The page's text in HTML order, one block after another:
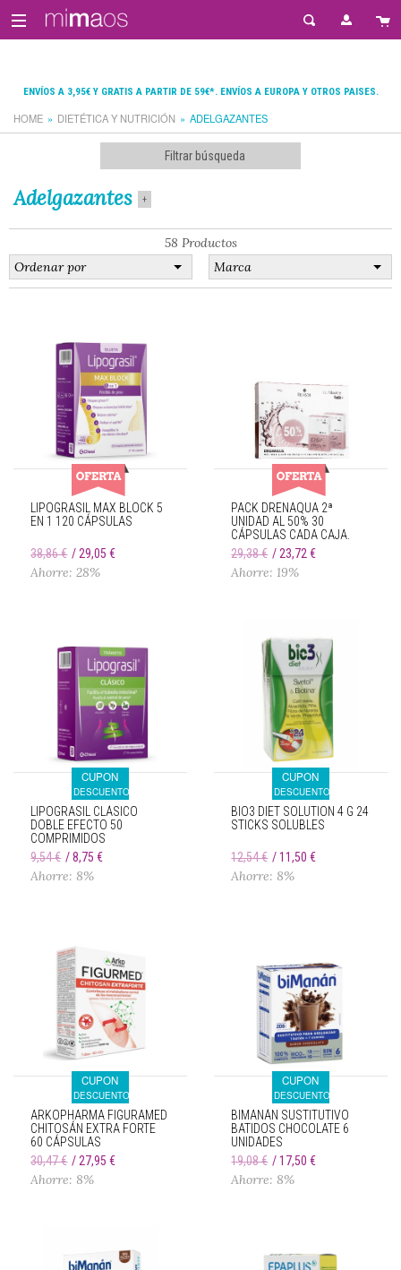
ENVÍOS A 3,95€ Y GRATIS A PARTIR DE 59€*. ENVÍOS A EUROPA Y OTROS PAISES.
HOME DIETÉTICA Y NUTRICIÓN ADELGAZANTES
Filtrar búsqueda
Adelgazantes +
58 Productos
LIPOGRASIL MAX BLOCK 5
EN 1 120 CÁPSULAS
38,86 € 29,05 €
Ahorre: 28%
PACK DRENAQUA 2ª
UNIDAD AL 50% 30
CÁPSULAS CADA CAJA.
29,38 €
23,72 €
Ahorre: 19%
CUPON
DESCUENTO
LIPOGRASIL CLÁSICO
DOBLE EFECTO 50
COMPRIMIDOS
9,54 €
8,75 €
Ahorre: 8%
CUPON
DESCUENTO
BIO3 DIET SOLUTION 4 G 24
STICKS SOLUBLES
12,54 € 11,50 €
Ahorre: 8%
CUPON
DESCUENTO
ARKOPHARMA FIGURAMED
CHITOSÁN EXTRA FORTE
60 CÁPSULAS
30,47 €
27,95 €
Ahorre: 8%
CUPON
DESCUENTO
BIMANÁN SUSTITUTIVO
BATIDOS CHOCOLATE 6
UNIDADES
19,08 €
17,50 €
Ahorre: 8%